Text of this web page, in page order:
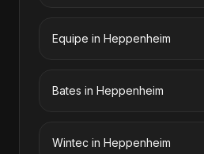
Equipe in Heppenheim
Bates in Heppenheim
Wintec in Heppenheim